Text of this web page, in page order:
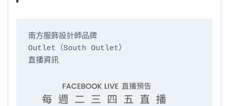
南方服飾設計師品牌
Outlet（South Outlet）
直播資訊